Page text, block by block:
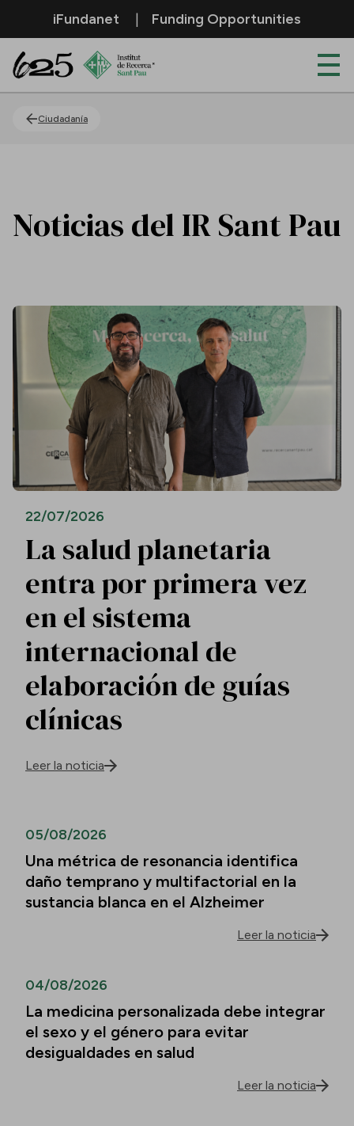
Saltar al contenido principal
iFundanet Funding Opportunities
Ciudadanía
Noticias del IR Sant Pau
22/07/2026
La salud planetaria
entra por primera vez
en el sistema
internacional de
elaboración de guías
clínicas
Leer la noticia
05/08/2026
Una métrica de resonancia identifica
daño temprano y multifactorial en la
sustancia blanca en el Alzheimer
Leer la noticia
04/08/2026
La medicina personalizada debe integrar
el sexo y el género para evitar
desigualdades en salud
Leer la noticia